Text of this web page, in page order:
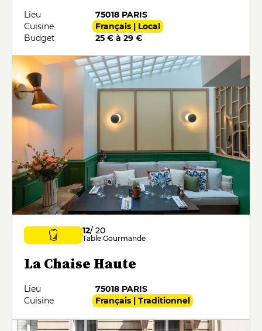
Lieu
75018 PARIS
Cuisine
Français | Local
Budget
25 € à 29 €
12/ 20
Table Gourmande
La Chaise Haute
Lieu
75018 PARIS
Cuisine
Français | Traditionnel